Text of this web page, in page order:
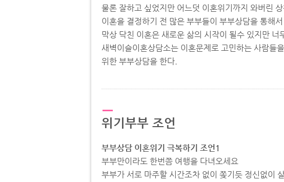
물론 잘하고 싶었지만 어느덧 이혼위기까지 와버린
이혼을 결정하기 전 많은 부부들이 부부상담을 통해
막상 닥친 이혼은 새로운 삶의 시작이 될수 있지만
새벽이슬이혼상담소는 이혼문제로 고민하는 사람들
위한 부부상담을 한다.
위기부부 조언
부부상담 이혼위기 극복하기 조언1
부부만이라도 한번쯤 여행을 다녀오세요
부부가 서로 마주할 시간조차 없이 쫒기듯 정신없이